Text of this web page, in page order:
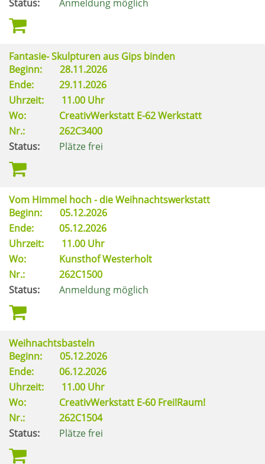
Status: Anmeldung möglich
Fantasie- Skulpturen aus Gips binden
Beginn:
28.11.2026
Ende:
29.11.2026
Uhrzeit:
11.00 Uhr
Wo:
CreativWerkstatt E-62 Werkstatt
Nr.:
262C3400
Status:
Plätze frei
Vom Himmel hoch - die Weihnachtswerkstatt
Beginn:
05.12.2026
Ende:
05.12.2026
Uhrzeit:
11.00 Uhr
Wo:
Kunsthof Westerholt
Nr.:
262C1500
Status:
Anmeldung möglich
Weihnachtsbasteln
Beginn:
05.12.2026
Ende:
06.12.2026
Uhrzeit:
11.00 Uhr
Wo:
CreativWerkstatt E-60 Frei!Raum!
Nr.:
262C1504
Status:
Plätze frei